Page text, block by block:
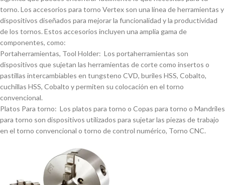
torno. Los accesorios para torno Vertex son una lí­nea de herramientas y
dispositivos diseñados para mejorar la funcionalidad y la productividad
de los tornos. Estos accesorios incluyen una amplia gama de
componentes, como:
Portaherramientas, Tool Holder: Los portaherramientas son
dispositivos que sujetan las herramientas de corte como insertos o
pastillas intercambiables en tungsteno CVD, buriles HSS, Cobalto,
cuchillas HSS, Cobalto y permiten su colocación en el torno
convencional.
Platos Para torno: Los platos para torno o Copas para torno o Mandriles
para torno son dispositivos utilizados para sujetar las piezas de trabajo
en el torno convencional o torno de control numérico, Torno CNC.